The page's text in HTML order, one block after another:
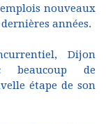
nouveaux
années.
Dijon
beaucoup de
étape de son